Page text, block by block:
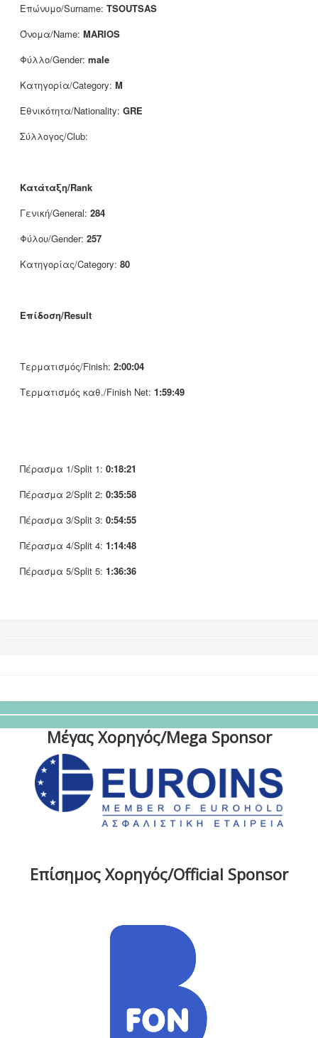
Επώνυμο/Surname: TSOUTSAS
Όνομα/Name: MARIOS
Φύλλο/Gender: male
Κατηγορία/Category: M
Εθνικότητα/Nationality: GRE
Σύλλογος/Club:
Κατάταξη/Rank
Γενική/General: 284
Φύλου/Gender: 257
Κατηγορίας/Category: 80
Επίδοση/Result
Τερματισμός/Finish: 2:00:04
Τερματισμός καθ./Finish Net: 1:59:49
Πέρασμα 1/Split 1: 0:18:21
Πέρασμα 2/Split 2: 0:35:58
Πέρασμα 3/Split 3: 0:54:55
Πέρασμα 4/Split 4: 1:14:48
Πέρασμα 5/Split 5: 1:36:36
Μέγας Χορηγός/Mega Sponsor
Επίσημος Χορηγός/Official Sponsor